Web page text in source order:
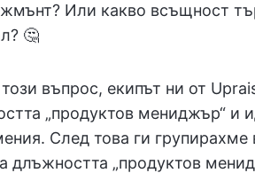
Или какво всъщност
🤔
въпрос, екипът ни от
„продуктов мениджър“ и
След това ги групирахме
длъжността „продуктов